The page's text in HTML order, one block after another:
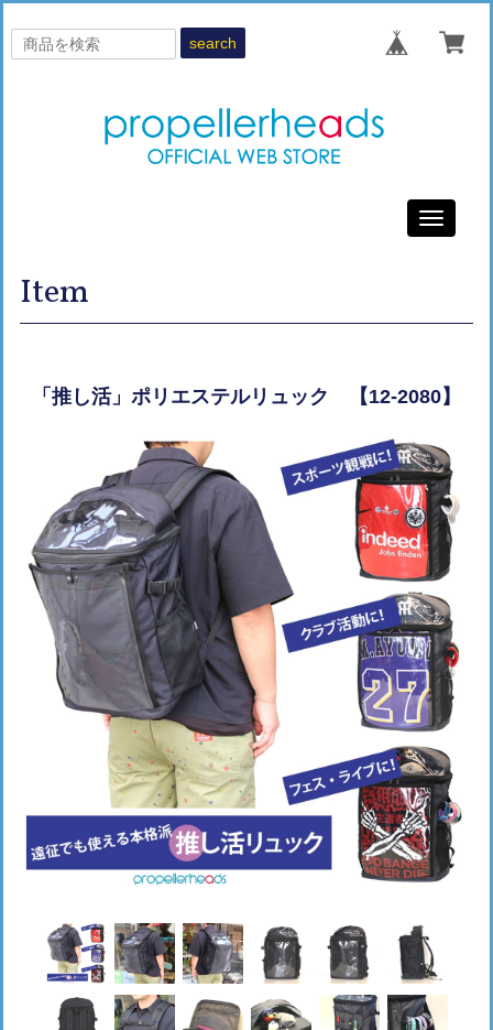
search
Toggle
Item
「推し活」ポリエステルリュック 【12-2080】